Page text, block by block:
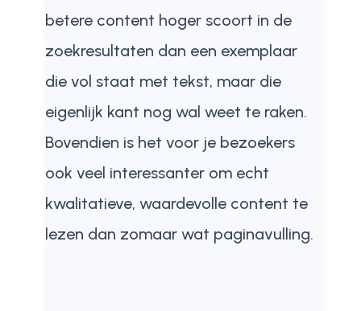
betere content hoger scoort in de
zoekresultaten dan een exemplaar
die vol staat met tekst, maar die
eigenlijk kant nog wal weet te raken.
Bovendien is het voor je bezoekers
ook veel interessanter om echt
kwalitatieve, waardevolle content te
lezen dan zomaar wat paginavulling.